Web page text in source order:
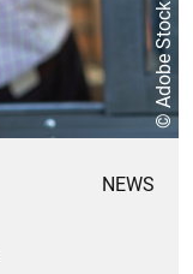
© Adobe Stock
NEWS